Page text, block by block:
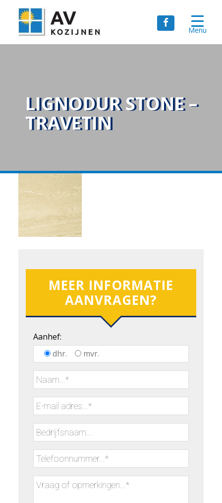
LIGNODUR STONE –
TRAVETIN
MEER INFORMATIE
AANVRAGEN?
Aanhef:
dhr.
mvr.
Menu